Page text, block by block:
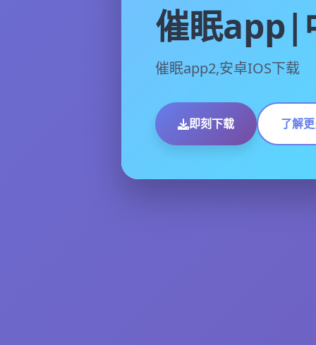
催眠app|
催眠app2,安卓IOS下载
即刻下载 了解